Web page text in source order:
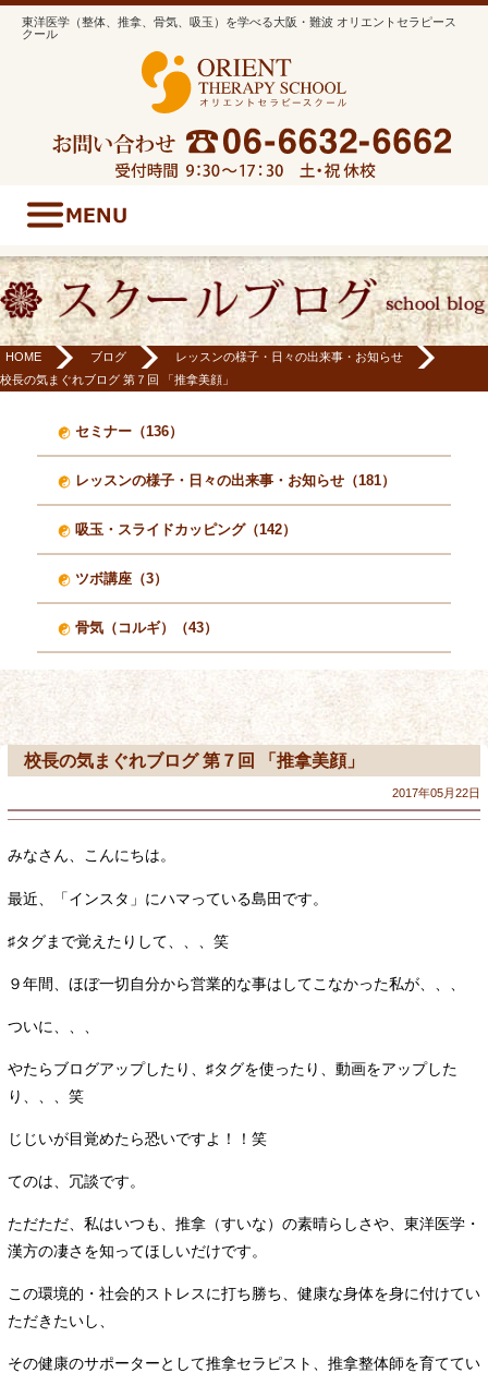
東洋医学（整体、推拿、骨気、吸玉）を学べる大阪・難波 オリエントセラピース
クール
HOME ブログ
レッスンの様子・日々の出来事・お知らせ
校長の気まぐれブログ 第７回 「推拿美顔」
セミナー（136）
レッスンの様子・日々の出来事・お知らせ（181）
吸玉・スライドカッピング（142）
ツボ講座（3）
骨気（コルギ）（43）
校長の気まぐれブログ 第７回 「推拿美顔」
2017年05月22日
みなさん、こんにちは。
最近、「インスタ」にハマっている島田です。
♯タグまで覚えたりして、、、笑
９年間、ほぼ一切自分から営業的な事はしてこなかった私が、、、
ついに、、、
やたらブログアップしたり、♯タグを使ったり、動画をアップした
り、、、笑
じじいが目覚めたら恐いですよ！！笑
てのは、冗談です。
ただただ、私はいつも、推拿（すいな）の素晴らしさや、東洋医学・
漢方の凄さを知ってほしいだけです。
この環境的・社会的ストレスに打ち勝ち、健康な身体を身に付けてい
ただきたいし、
その健康のサポーターとして推拿セラピスト、推拿整体師を育ててい